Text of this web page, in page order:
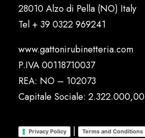
28010 Alzo di Pella (NO) Italy
Tel + 39 0322 969241
www.gattonirubinetteria.com
P.IVA 00118710037
REA: NO – 102073
Capitale Sociale: 2.322.000,00
Privacy Policy | Terms and Conditions